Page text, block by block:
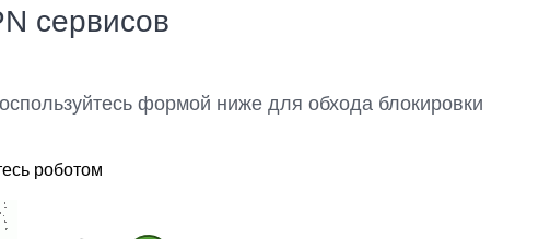
сервисов
формой ниже для обхода блокировки
роботом